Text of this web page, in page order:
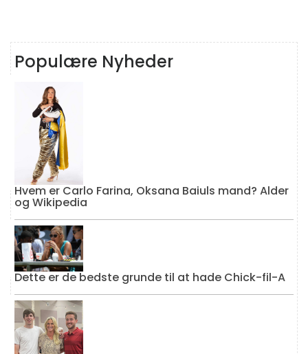
Populære Nyheder
Hvem er Carlo Farina, Oksana Baiuls mand? Alder
og Wikipedia
Dette er de bedste grunde til at hade Chick-fil-A